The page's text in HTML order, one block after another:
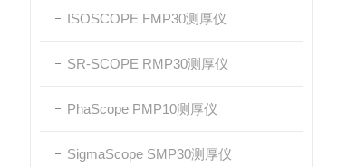
ISOSCOPE FMP30测厚仪
SR-SCOPE RMP30测厚仪
PhaScope PMP10测厚仪
SigmaScope SMP30测厚仪